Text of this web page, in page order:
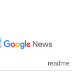
readme